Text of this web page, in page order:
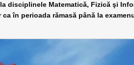
disciplinele Matematică, Fizică şi
în perioada rămasă până la